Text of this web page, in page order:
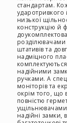
стандартам.
ударотривкого
низької
конструкцію й
розділювачами
штативів та
надміцного
надійними
ручками. А
моніторів та
окрім того, що
повністю
надійні замки,